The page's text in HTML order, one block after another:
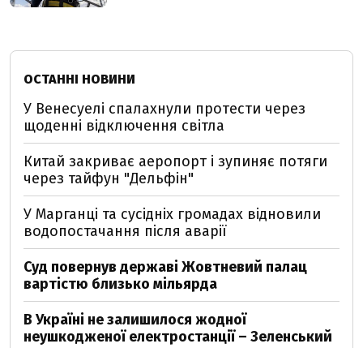
ОСТАННІ НОВИНИ
У Венесуелі спалахнули протести через
щоденні відключення світла
Китай закриває аеропорт і зупиняє потяги
через тайфун "Дельфін"
У Марганці та сусідніх громадах відновили
водопостачання після аварії
Суд повернув державі Жовтневий палац
вартістю близько мільярда
В Україні не залишилося жодної
неушкодженої електростанції – Зеленський